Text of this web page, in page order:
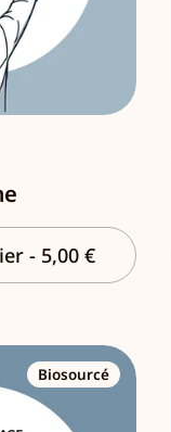
- 5,00 €
Biosourcé